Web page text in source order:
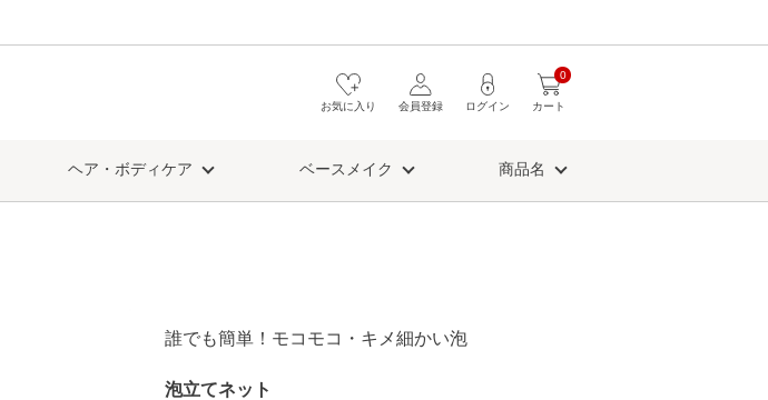
カート
0
ログイン
会員登録
お気に入り
ヘア・ボディケア ベースメイク 商品名
誰でも簡単！モコモコ・キメ細かい泡
泡立てネット